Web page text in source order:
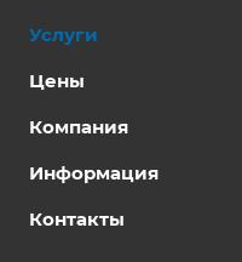
Услуги
Цены
Компания
Информация
Контакты